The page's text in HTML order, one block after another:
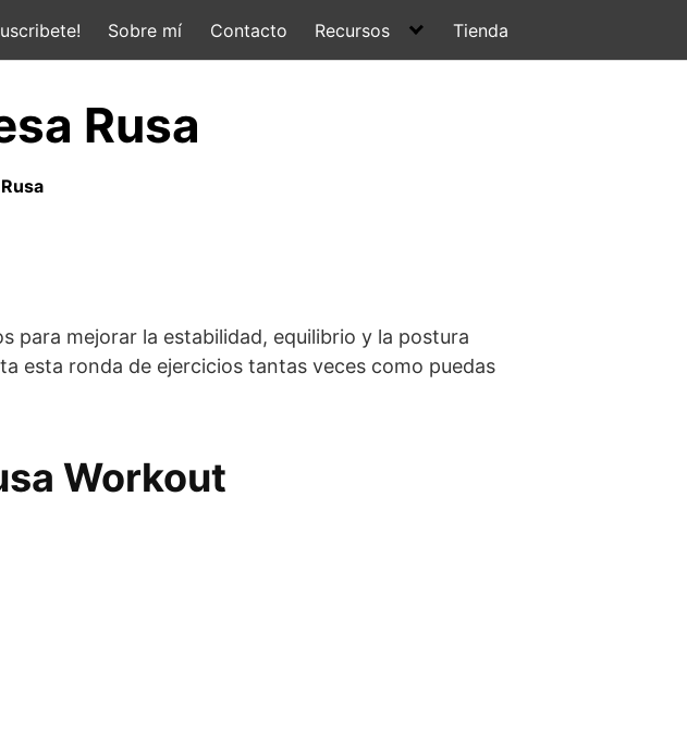
Sobre mí Contacto Recursos Tienda
Rusa
para mejorar la estabilidad, equilibrio y la postura
esta ronda de ejercicios tantas veces como puedas
Workout